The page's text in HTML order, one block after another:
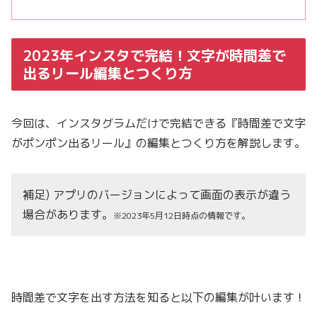
2023年インスタで完結！文字が時間差で
出るリール編集とつくり方
今回は、インスタグラムだけで完結できる『時間差で文字
がポンポン出るリール』の編集とつくり方を解説します。
補足) アプリのバージョンによって画面の表示が違う
場合があります。
※2023年5月12日時点の情報です。
時間差で文字を出す方法を知ると以下の編集が叶います！